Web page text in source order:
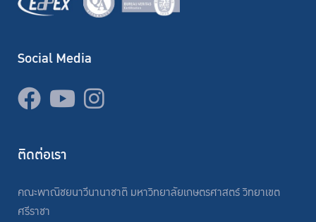
Social Media
ติดต่อเรา
คณะพาณิชยนาวีนานาชาติ มหาวิทยาลัยเกษตรศาสตร์ วิทยาเขต
ศรีราชา